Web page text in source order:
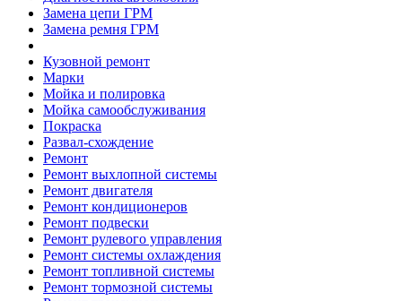
Замена цепи ГРМ
Замена ремня ГРМ
Кузовной ремонт
Марки
Мойка и полировка
Мойка самообслуживания
Покраска
Развал-схождение
Ремонт
Ремонт выхлопной системы
Ремонт двигателя
Ремонт кондиционеров
Ремонт подвески
Ремонт рулевого управления
Ремонт системы охлаждения
Ремонт топливной системы
Ремонт тормозной системы